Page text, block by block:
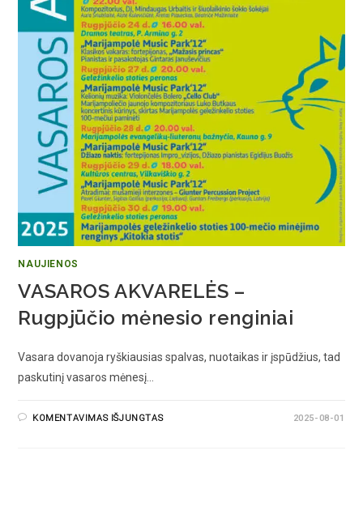
NAUJIENOS
VASAROS AKVARELĖS –
Rugpjūčio mėnesio renginiai
Vasara dovanoja ryškiausias spalvas, nuotaikas ir įspūdžius, tad
paskutinį vasaros mėnesį…
KOMENTAVIMAS IŠJUNGTAS 2025-08-01